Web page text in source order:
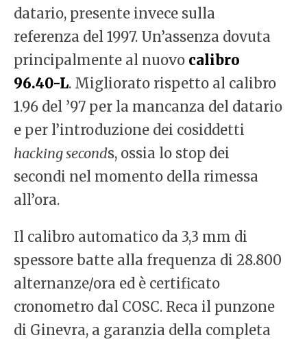
datario, presente invece sulla
referenza del 1997. Un’assenza dovuta
principalmente al nuovo calibro
96.40-L. Migliorato rispetto al calibro
1.96 del ’97 per la mancanza del datario
e per l’introduzione dei cosiddetti
hacking seconds, ossia lo stop dei
secondi nel momento della rimessa
all’ora.
Il calibro automatico da 3,3 mm di
spessore batte alla frequenza di 28.800
alternanze/ora ed è certificato
cronometro dal COSC. Reca il punzone
di Ginevra, a garanzia della completa